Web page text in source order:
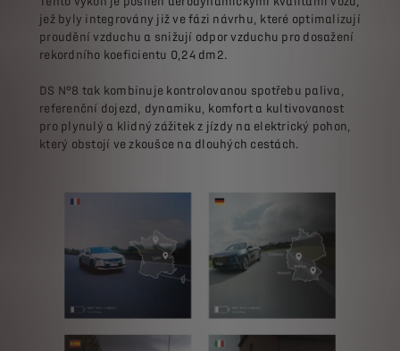
jež byly integrovány již ve fázi návrhu, které optimalizují
proudění vzduchu a snižují odpor vzduchu pro dosažení
rekordního koeficientu 0,24 dm2.
DS N°8 tak kombinuje kontrolovanou spotřebu paliva,
referenční dojezd, dynamiku, komfort a kultivovanost
pro plynulý a klidný zážitek z jízdy na elektrický pohon,
který obstojí ve zkoušce na dlouhých cestách.